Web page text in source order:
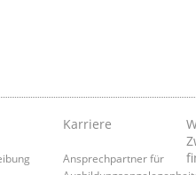
Karriere
Ansprechpartner für